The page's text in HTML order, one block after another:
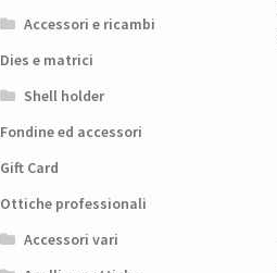
Accessori e ricambi
Dies e matrici
Shell holder
Fondine ed accessori
Gift Card
Ottiche professionali
Accessori vari